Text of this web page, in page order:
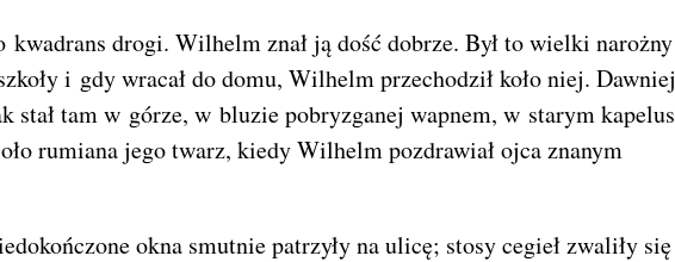
kwadrans drogi. Wilhelm znał ją dość dobrze. Był to wielki narożny
i gdy wracał do domu, Wilhelm przechodził koło niej.
stał tam w górze, w bluzie pobryzganej wapnem, w starym
rumiana jego twarz, kiedy Wilhelm pozdrawiał ojca znanym
okna smutnie patrzyły na ulicę; stosy cegieł zwaliły